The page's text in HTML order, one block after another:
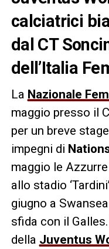
calciatrici
dal CT
dell’Italia
La Nazionale
maggio presso il
per un breve
impegni di
maggio le
allo stadio
giugno a
sfida con il
della Juventus